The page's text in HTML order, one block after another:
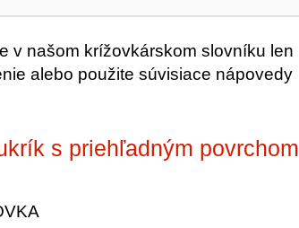
v našom krížovkárskom slovníku len
alebo použite súvisiace nápovedy
s priehľadným povrchom